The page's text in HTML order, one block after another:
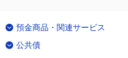
預金商品・関連サービス
公共債